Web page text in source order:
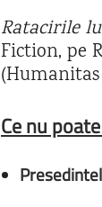
Ratacirile
Fiction, pe
Ce nu